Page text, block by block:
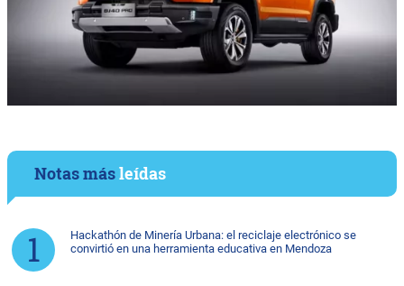
Notas másleídas
Hackathón de Minería Urbana: el reciclaje electrónico se
convirtió en una herramienta educativa en Mendoza